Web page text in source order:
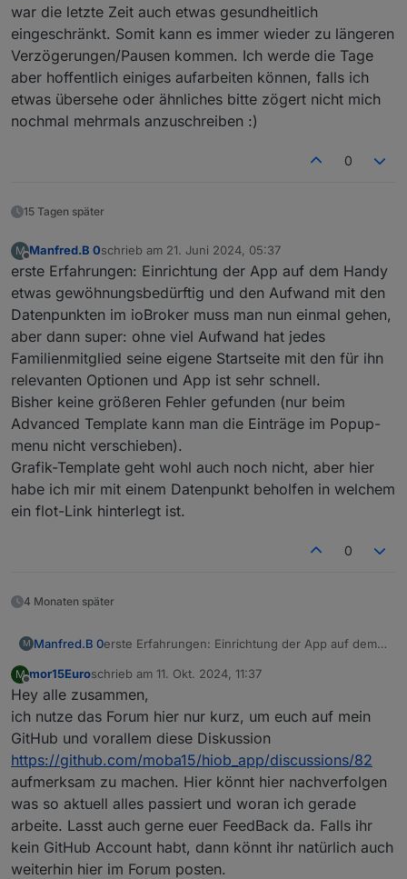
werden.
Sehr von Interesse ist natürlich auch die
Notification Funktion....Endlich könnt ihr euch
Nachrichten zum Handy senden ohne das eine
Cloud genutzt wird.
Als nächstes Update kommt auch noch eine
Roadmap hinzu was dann eigentlich nur noch 4
angezeigt werden kann.
Übersicht vom Log
RAM Verbrauch
ioBroker Updates, Infos und News
Status Fenster
Status Türen
Derzeit steuer ich über 270 States
beziegungsweise lass ich mir anzeigen.
Beim Bild von meinem Ofen seht ihre eine
Fehlermeldung bei Temperatur.Ja, fehler werden
dann auch angezeigt. Hier habe ich 0-230 Grad
ausgewählt und nun wird gerade 239 Grad
geladen.
Hier einige Bilder
Nun ist noch zu sagen...Viel Spaß mit dieser APP.
war die letzte Zeit auch etwas gesundheitlich
eingeschränkt. Somit kann es immer wieder zu längeren
Verzögerungen/Pausen kommen. Ich werde die Tage
aber hoffentlich einiges aufarbeiten können, falls ich
etwas übersehe oder ähnliches bitte zögert nicht mich
nochmal mehrmals anzuschreiben :)
0
15 Tagen später
M
Offline
Manfred.B 0schrieb am 21. Juni 2024, 05:37
zuletzt editiert von
erste Erfahrungen: Einrichtung der App auf dem Handy
etwas gewöhnungsbedürftig und den Aufwand mit den
Datenpunkten im ioBroker muss man nun einmal gehen,
aber dann super: ohne viel Aufwand hat jedes
Familienmitglied seine eigene Startseite mit den für ihn
relevanten Optionen und App ist sehr schnell.
Bisher keine größeren Fehler gefunden (nur beim
Advanced Template kann man die Einträge im Popup-
menu nicht verschieben).
Grafik-Template geht wohl auch noch nicht, aber hier
habe ich mir mit einem Datenpunkt beholfen in welchem
ein flot-Link hinterlegt ist.
0
4 Monaten später
M Manfred.B 0erste Erfahrungen: Einrichtung der App auf dem
Aufwand mit den Datenpunkten im ioBroker muss
man nun einmal gehen, aber dann super: ohne
viel Aufwand hat jedes Familienmitglied seine
eigene Startseite mit den für ihn relevanten
Optionen und App ist sehr schnell.
Bisher keine größeren Fehler gefunden (nur beim
Advanced Template kann man die Einträge im
Popup-menu nicht verschieben).
Grafik-Template geht wohl auch noch nicht, aber
hier habe ich mir mit einem Datenpunkt beholfen
in welchem ein flot-Link hinterlegt ist.
M
Offline
mor15Euroschrieb am 11. Okt. 2024, 11:37
zuletzt editiert von
Hey alle zusammen,
ich nutze das Forum hier nur kurz, um euch auf mein
GitHub und vorallem diese Diskussion
https://github.com/moba15/hiob_app/discussions/82
aufmerksam zu machen. Hier könnt hier nachverfolgen
was so aktuell alles passiert und woran ich gerade
arbeite. Lasst auch gerne euer FeedBack da. Falls ihr
kein GitHub Account habt, dann könnt ihr natürlich auch
weiterhin hier im Forum posten.